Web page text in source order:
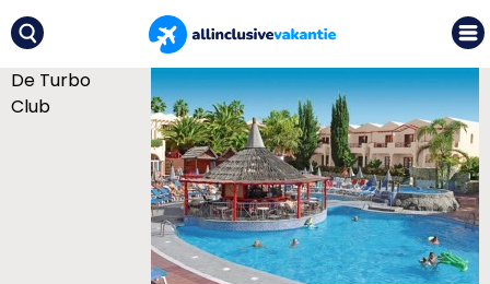
De Turbo
Club